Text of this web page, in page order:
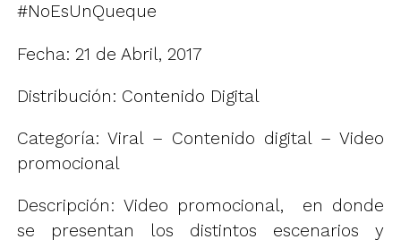
#NoEsUnQueque
Fecha: 21 de Abril, 2017
Distribución: Contenido Digital
Categoría: Viral – Contenido digital – Video
promocional
Descripción: Video promocional, en donde
se presentan los distintos escenarios y